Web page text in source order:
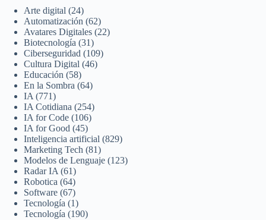
Arte digital (24)
Automatización (62)
Avatares Digitales (22)
Biotecnología (31)
Ciberseguridad (109)
Cultura Digital (46)
Educación (58)
En la Sombra (64)
IA (771)
IA Cotidiana (254)
IA for Code (106)
IA for Good (45)
Inteligencia artificial (829)
Marketing Tech (81)
Modelos de Lenguaje (123)
Radar IA (61)
Robotica (64)
Software (67)
Tecnología (1)
Tecnología (190)